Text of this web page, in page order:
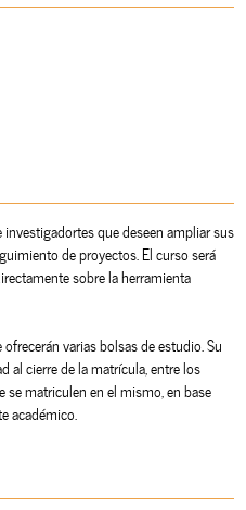
que deseen ampliar sus
de proyectos. El curso será
sobre la herramienta
varias bolsas de estudio. Su
al cierre de la matrícula, entre los
matriculen en el mismo, en base
académico.